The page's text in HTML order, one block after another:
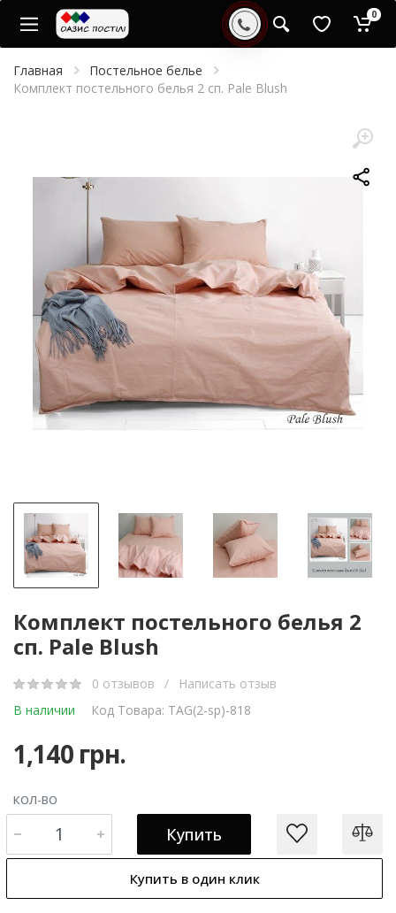
0
Главная
Постельное белье
Комплект постельного белья 2 сп. Pale Blush
Комплект постельного белья 2
сп. Pale Blush
0 отзывов /
Написать отзыв
В наличии
Код Товара: TAG(2-sp)-818
1,140 грн.
КОЛ-ВО
Купить
Купить в один клик